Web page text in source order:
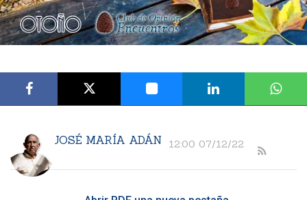
JOSÉ MARÍA ADÁN 12:00 07/12/22